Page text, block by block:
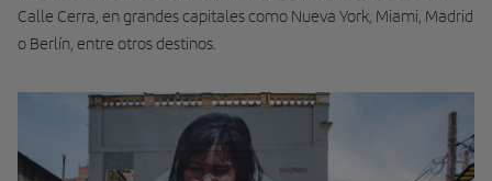
Calle Cerra, en grandes capitales como Nueva York, Miami, Madrid
o Berlín, entre otros destinos.